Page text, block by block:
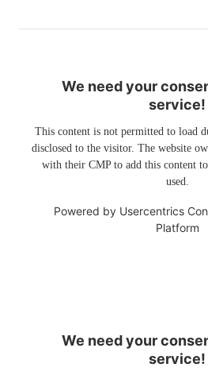
We need your
service!
This content is not permitted to load
disclosed to the visitor. The website
with their CMP to add this content
used.
Powered by Usercentrics
Platform
We need your
service!